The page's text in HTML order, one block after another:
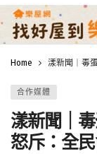
Home 漾新聞｜毒
合作媒體
漾新聞｜
怒斥：全